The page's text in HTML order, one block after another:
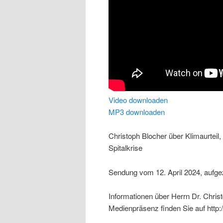
Video downloaden
MP3 downloaden
Christoph Blocher über
Spitalkrise
Sendung vom 12. April 2024,
Informationen über Herrn Dr.
Medienpräsenz finden Sie auf